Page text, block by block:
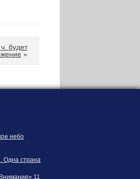
будет
»
небо
Одна страна
11